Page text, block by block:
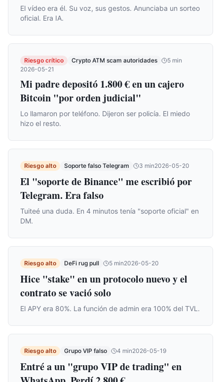
El vídeo era él. Su voz, sus gestos. Anunciaba un sorteo
oficial. Era IA.
Riesgo crítico Crypto ATM scam autoridades 5 min
2026-05-21
Mi padre depositó 1.800 € en un cajero
Bitcoin "por orden judicial"
Lo llamaron por teléfono. Dijeron ser policía. El miedo
hizo el resto.
Riesgo alto Soporte falso Telegram 3 min2026-05-20
El "soporte de Binance" me escribió por
Telegram. Era falso
Tuiteé una duda. En 4 minutos tenía "soporte oficial" en
DM.
Riesgo alto DeFi rug pull 5 min2026-05-20
Hice "stake" en un protocolo nuevo y el
contrato se vació solo
El APY era 80%. La función de admin era 100% del TVL.
Riesgo alto Grupo VIP falso 4 min2026-05-19
Entré a un "grupo VIP de trading" en